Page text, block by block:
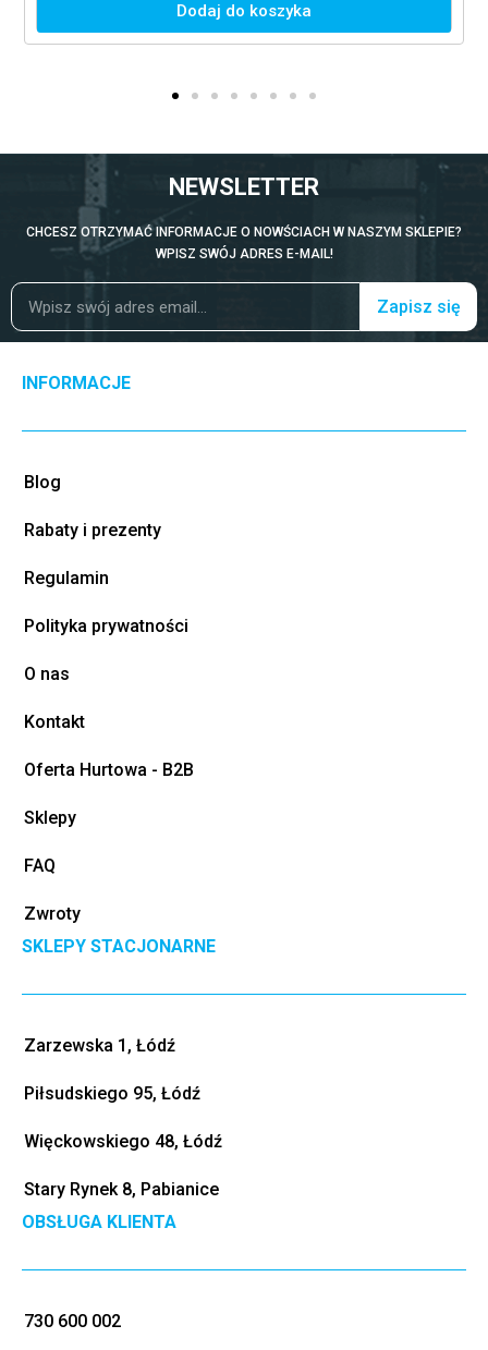
Dodaj do koszyka
NEWSLETTER
CHCESZ OTRZYMAĆ INFORMACJE O NOWŚCIACH W NASZYM SKLEPIE?
WPISZ SWÓJ ADRES E-MAIL!
Zapisz się
INFORMACJE
Blog
Rabaty i prezenty
Regulamin
Polityka prywatności
O nas
Kontakt
Oferta Hurtowa - B2B
Sklepy
FAQ
Zwroty
SKLEPY STACJONARNE
Zarzewska 1, Łódź
Piłsudskiego 95, Łódź
Więckowskiego 48, Łódź
Stary Rynek 8, Pabianice
OBSŁUGA KLIENTA
730 600 002